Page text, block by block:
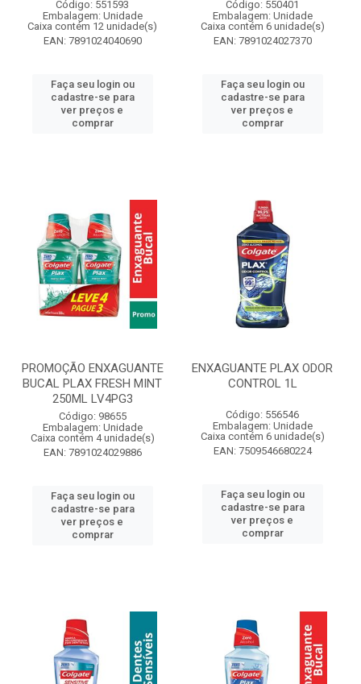
Código: 551593
Embalagem: Unidade
Caixa contém 12 unidade(s)
EAN: 7891024040690
Faça seu login ou
cadastre-se para
ver preços e
comprar
Código: 550401
Embalagem: Unidade
Caixa contém 6 unidade(s)
EAN: 7891024027370
Faça seu login ou
cadastre-se para
ver preços e
comprar
PROMOÇÃO ENXAGUANTE
BUCAL PLAX FRESH MINT
250ML LV4PG3
Código: 98655
Embalagem: Unidade
Caixa contém 4 unidade(s)
EAN: 7891024029886
Faça seu login ou
cadastre-se para
ver preços e
comprar
ENXAGUANTE PLAX ODOR
CONTROL 1L
Código: 556546
Embalagem: Unidade
Caixa contém 6 unidade(s)
EAN: 7509546680224
Faça seu login ou
cadastre-se para
ver preços e
comprar